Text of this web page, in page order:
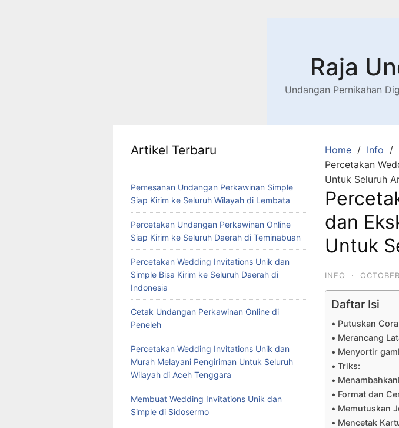
Raja
Undangan Pernikahan
Home
Info
Percetakan
Untuk Seluruh
dan
Untuk
INFO ·
Daftar Isi
Putuskan
Merancang
Menyortir
Triks:
Format dan
Memutuskan
Mencetak
Artikel Terbaru
Pemesanan Undangan Perkawinan Simple
Siap Kirim ke Seluruh Wilayah di Lembata
Percetakan Undangan Perkawinan Online
Siap Kirim ke Seluruh Daerah di Teminabuan
Percetakan Wedding Invitations Unik dan
Simple Bisa Kirim ke Seluruh Daerah di
Indonesia
Cetak Undangan Perkawinan Online di
Peneleh
Percetakan Wedding Invitations Unik dan
Murah Melayani Pengiriman Untuk Seluruh
Wilayah di Aceh Tenggara
Membuat Wedding Invitations Unik dan
Simple di Sidosermo